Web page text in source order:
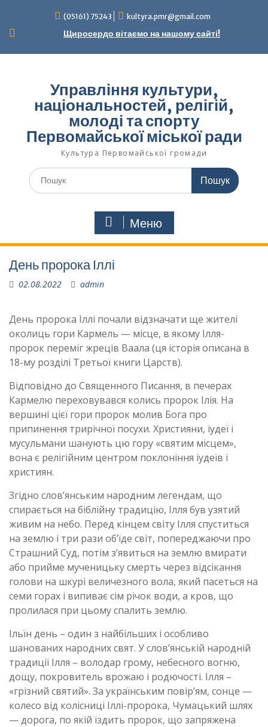
вмісту
(05161) 75243 kultyra.pmr@gmail.com
Щиросердо вітаємо на нашому сайті!
Управління культури,
національностей, релігій,
молоді та спорту
Первомайської міської ради
Культура Первомайcької громади
Шукати:
Меню
День пророка Іллі
02.08.2022 admin
День пророка Іллі почали відзначати ще жителі
околиць гори Кармель — місце, в якому Ілля-
пророк переміг жреців Ваала (ця історія описана в
18-му розділі Третьої книги Царств).
Відповідно до Священного Писання, в печерах
Кармелю переховувався колись пророк Ілія. На
вершині цієї гори пророк молив Бога про
припинення трирічної посухи. Християни, іудеї і
мусульмани шанують цю гору «святим місцем»,
вона є релігійним центром поклоніння іудеїв і
християн.
Згідно слов’янським народним легендам, що
спирається на біблійну традицію, Ілля був узятий
живим на небо. Перед кінцем світу Ілля спуститься
на землю і три рази об’їде світ, попереджаючи про
Страшний Суд, потім з’явиться на землю вмирати
або прийме мученицьку смерть через відсікання
голови на шкурі величезного вола, який пасеться на
семи горах і випиває сім річок води, а кров, що
пролилася при цьому спалить землю.
Ільїн день – один з найбільших і особливо
шанованих народних свят. У слов’янській народній
традиції Ілля – володар грому, небесного вогню,
дощу, покровитель врожаю і родючості. Ілля –
«грізний святий». За українським повір’ям, сонце —
колесо від колісниці Іллі-пророка, Чумацький шлях
— дорога, по якій їздить пророк, що запряжена